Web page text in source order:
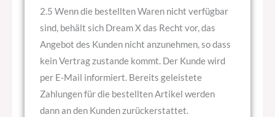
2.5 Wenn die bestellten Waren nicht verfügbar
sind, behält sich Dream X das Recht vor, das
Angebot des Kunden nicht anzunehmen, so dass
kein Vertrag zustande kommt. Der Kunde wird
per E-Mail informiert. Bereits geleistete
Zahlungen für die bestellten Artikel werden
dann an den Kunden zurückerstattet.